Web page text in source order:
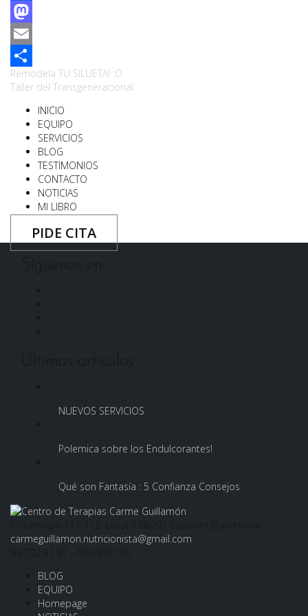
Facebook
Mastodon
Email
Compartir
Navegación
entradas
Remodela TU SILUETA! :O
Taller del Transgeneracional
INICIO
EQUIPO
SERVICIOS
BLOG
TESTIMONIOS
CONTACTO
NOTICIAS
MI LIBRO
PIDE CITA
NUEVOS SERVICIOS
Polemica sobre los Endulcorantes!
Qué son Fantasía : 5 Confianza Consejos
carmeguillamon.nutricionista@gmail.com
BLOG
EQUIPO
Homepage